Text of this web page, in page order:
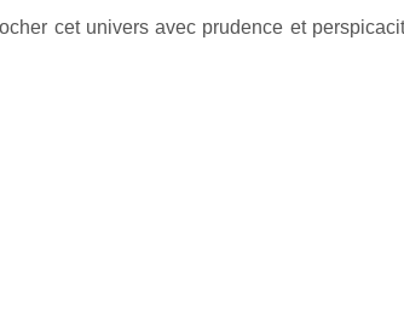
cet univers avec prudence et